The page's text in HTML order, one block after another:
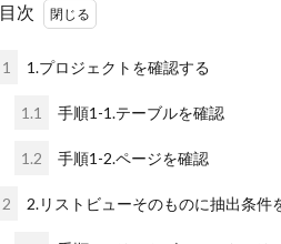
目次
1 1.プロジェクトを確認する
1.1 手順1-1.テーブルを確認
1.2 手順1-2.ページを確認
2 2.リストビューそのものに抽出条件